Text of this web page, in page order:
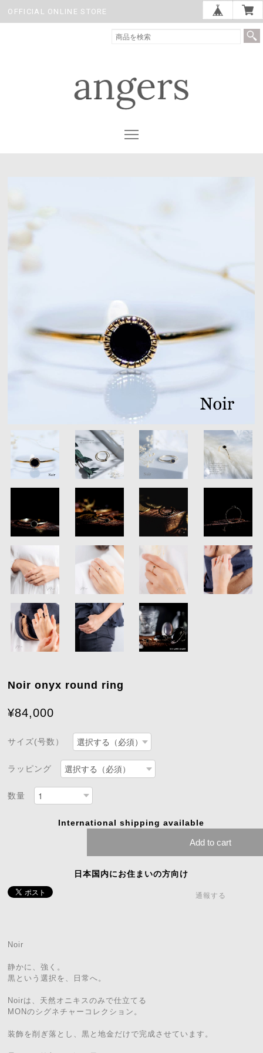
OFFICIAL ONLINE STORE
Noir onyx round ring
¥84,000
サイズ(号数）
ラッピング
数量
International shipping available
Add to cart
日本国内にお住まいの方向け
通報する
Noir
静かに、強く。
黒という選択を、日常へ。
Noirは、天然オニキスのみで仕立てる
MONのシグネチャーコレクション。
装飾を削ぎ落とし、黒と地金だけで完成させています。